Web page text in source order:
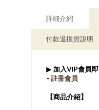
詳細介紹
付款退換貨說明
▶ 加入VIP會員
- 註冊會員
​【商品介紹】